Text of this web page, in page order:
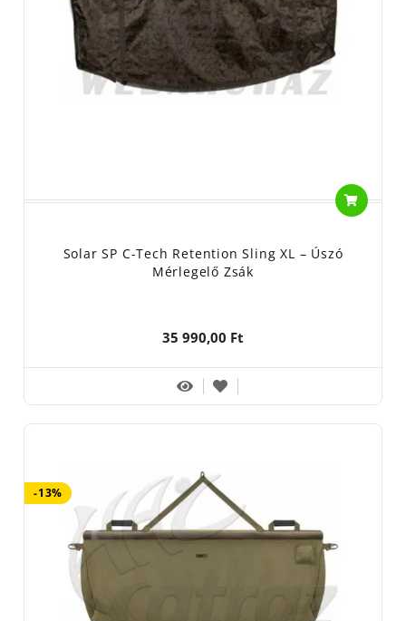
Solar SP C-Tech Retention Sling XL – Úszó
Mérlegelő Zsák
35 990,00 Ft
-13%